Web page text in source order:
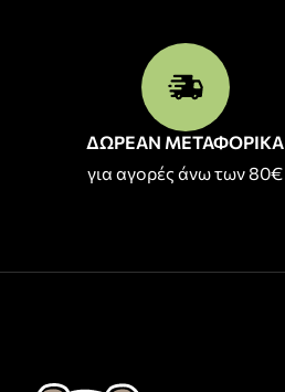
ΔΩΡΕΑΝ ΜΕΤΑΦΟΡΙΚΑ
για αγορές άνω των 80€